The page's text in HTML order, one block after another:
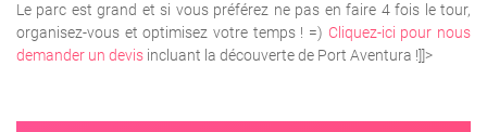
Le parc est grand et si vous préférez ne pas en faire 4 fois le tour,
organisez-vous et optimisez votre temps ! =) Cliquez-ici pour nous
demander un devis incluant la découverte de Port Aventura !]]>